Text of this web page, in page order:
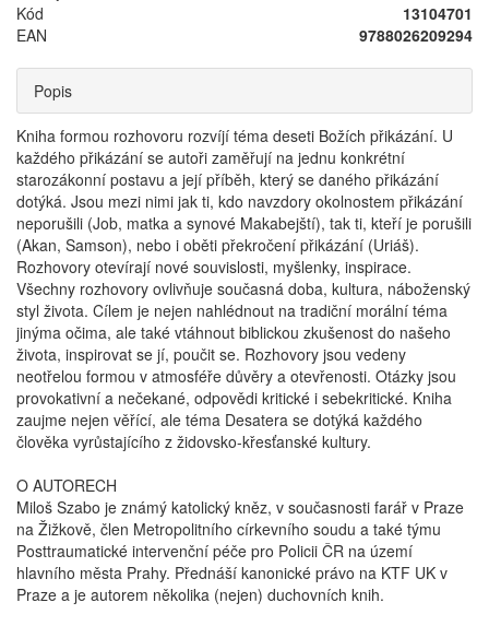
Kód
13104701
EAN
9788026209294
Popis
Kniha formou rozhovoru rozvíjí téma deseti Božích přikázání. U
každého přikázání se autoři zaměřují na jednu konkrétní
starozákonní postavu a její příběh, který se daného přikázání
dotýká. Jsou mezi nimi jak ti, kdo navzdory okolnostem přikázání
neporušili (Job, matka a synové Makabejští), tak ti, kteří je porušili
(Akan, Samson), nebo i oběti překročení přikázání (Uriáš).
Rozhovory otevírají nové souvislosti, myšlenky, inspirace.
Všechny rozhovory ovlivňuje současná doba, kultura, náboženský
styl života. Cílem je nejen nahlédnout na tradiční morální téma
jinýma očima, ale také vtáhnout biblickou zkušenost do našeho
života, inspirovat se jí, poučit se. Rozhovory jsou vedeny
neotřelou formou v atmosféře důvěry a otevřenosti. Otázky jsou
provokativní a nečekané, odpovědi kritické i sebekritické. Kniha
zaujme nejen věřící, ale téma Desatera se dotýká každého
člověka vyrůstajícího z židovsko-křesťanské kultury.
O AUTORECH
Miloš Szabo je známý katolický kněz, v současnosti farář v Praze
na Žižkově, člen Metropolitního církevního soudu a také týmu
Posttraumatické intervenční péče pro Policii ČR na území
hlavního města Prahy. Přednáší kanonické právo na KTF UK v
Praze a je autorem několika (nejen) duchovních knih.